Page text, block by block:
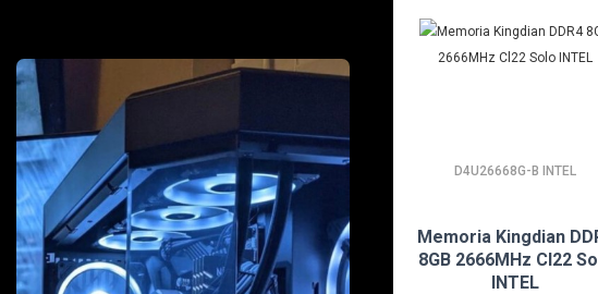
D4U26668G-B INTEL
Memoria Kingdian
8GB 2666MHz Cl22
INTEL